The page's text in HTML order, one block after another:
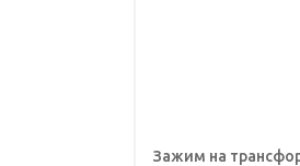
Зажим на